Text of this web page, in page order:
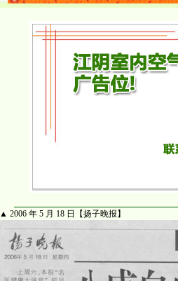
▲ 2006 年 5 月 18 日【扬子晚报】